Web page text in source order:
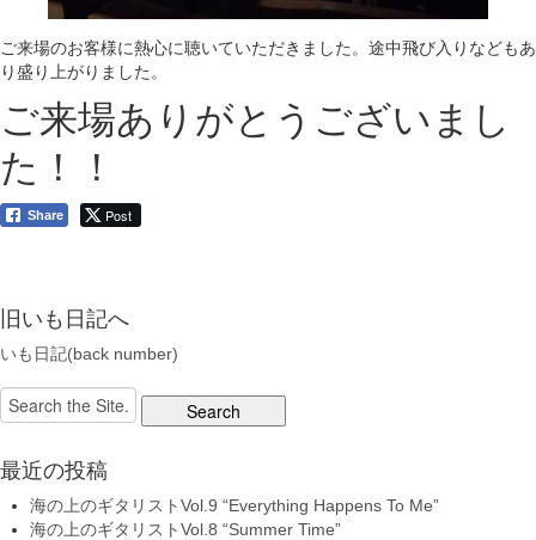
ご来場のお客様に熱心に聴いていただきました。途中飛び入りなどもあ
り盛り上がりました。
ご来場ありがとうございまし
た！！
Share Post
旧いも日記へ
いも日記(back number)
Search
for:
最近の投稿
海の上のギタリストVol.9 “Everything Happens To Me”
海の上のギタリストVol.8 “Summer Time”